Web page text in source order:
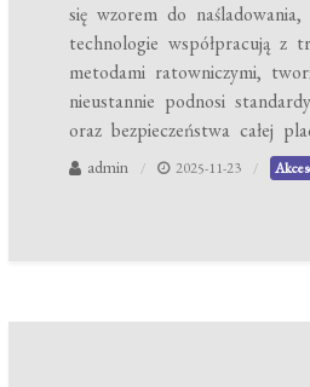
się wzorem do naśladowania,
technologie współpracują z
metodami ratowniczymi,
nieustannie podnosi
oraz bezpieczeństwa całej
admin 2025-11-23